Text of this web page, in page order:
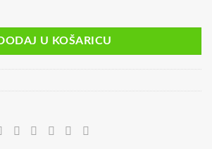
- ŠALICA količina
U KOŠARICU